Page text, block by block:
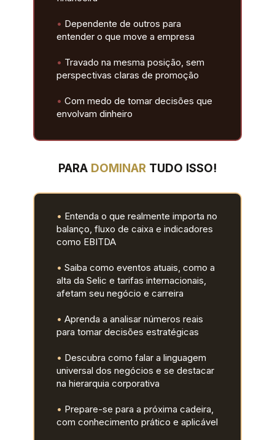
PARA DOMINAR TUDO ISSO!
• Dependente de outros para
entender o que move a empresa
• Travado na mesma posição, sem
perspectivas claras de promoção
• Com medo de tomar decisões que
envolvam dinheiro
• Entenda o que realmente importa no
balanço, fluxo de caixa e indicadores
como EBITDA
• Saiba como eventos atuais, como a
alta da Selic e tarifas internacionais,
afetam seu negócio e carreira
• Aprenda a analisar números reais
para tomar decisões estratégicas
• Descubra como falar a linguagem
universal dos negócios e se destacar
na hierarquia corporativa
• Prepare-se para a próxima cadeira,
com conhecimento prático e aplicável